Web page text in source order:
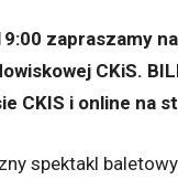
zapraszamy
CKiS.
CKIS i online
spektakl